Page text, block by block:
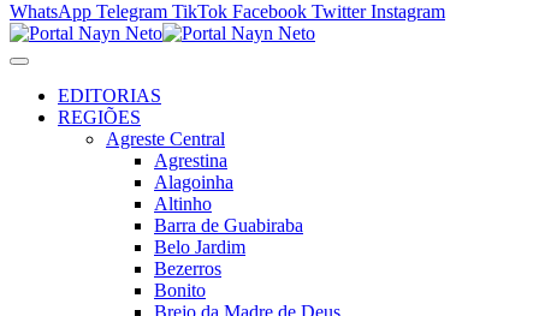
WhatsApp Telegram TikTok Facebook Twitter Instagram
EDITORIAS
REGIÕES
Agreste Central
Agrestina
Alagoinha
Altinho
Barra de Guabiraba
Belo Jardim
Bezerros
Bonito